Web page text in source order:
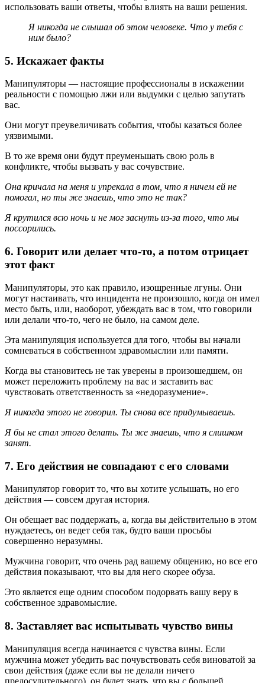
использовать ваши ответы, чтобы влиять на ваши решения.
Я никогда не слышал об этом человеке. Что у тебя с
ним было?
5. Искажает факты
Манипуляторы — настоящие профессионалы в искажении
реальности с помощью лжи или выдумки с целью запутать
вас.
Они могут преувеличивать события, чтобы казаться более
уязвимыми.
В то же время они будут преуменьшать свою роль в
конфликте, чтобы вызвать у вас сочувствие.
Она кричала на меня и упрекала в том, что я ничем ей не
помогал, но ты же знаешь, что это не так?
Я крутился всю ночь и не мог заснуть из-за того, что мы
поссорились.
6. Говорит или делает что-то, а потом отрицает
этот факт
Манипуляторы, это как правило, изощренные лгуны. Они
могут настаивать, что инцидента не произошло, когда он имел
место быть, или, наоборот, убеждать вас в том, что говорили
или делали что-то, чего не было, на самом деле.
Эта манипуляция используется для того, чтобы вы начали
сомневаться в собственном здравомыслии или памяти.
Когда вы становитесь не так уверены в произошедшем, он
может переложить проблему на вас и заставить вас
чувствовать ответственность за «недоразумение».
Я никогда этого не говорил. Ты снова все придумываешь.
Я бы не стал этого делать. Ты же знаешь, что я слишком
занят.
7. Его действия не совпадают с его словами
Манипулятор говорит то, что вы хотите услышать, но его
действия — совсем другая история.
Он обещает вас поддержать, а, когда вы действительно в этом
нуждаетесь, он ведет себя так, будто ваши просьбы
совершенно неразумны.
Мужчина говорит, что очень рад вашему общению, но все его
действия показывают, что вы для него скорее обуза.
Это является еще одним способом подорвать вашу веру в
собственное здравомыслие.
8. Заставляет вас испытывать чувство вины
Манипуляция всегда начинается с чувства вины. Если
мужчина может убедить вас почувствовать себя виноватой за
свои действия (даже если вы не делали ничего
предосудительного), он будет знать, что вы с большей